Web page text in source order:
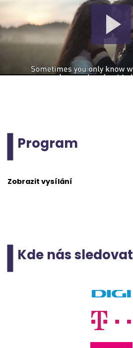
Program
Zobrazit vysílání
Kde nás sledovat